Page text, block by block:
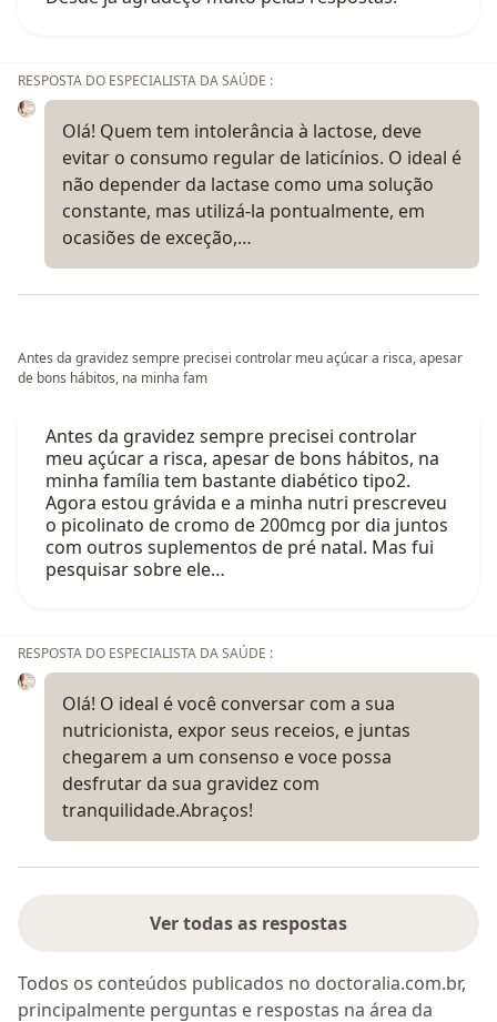
RESPOSTA DO ESPECIALISTA DA SAÚDE :
Olá! Quem tem intolerância à lactose, deve
evitar o consumo regular de laticínios. O ideal é
não depender da lactase como uma solução
constante, mas utilizá-la pontualmente, em
ocasiões de exceção,…
Antes da gravidez sempre precisei controlar meu açúcar a risca, apesar
de bons hábitos, na minha fam
Antes da gravidez sempre precisei controlar
meu açúcar a risca, apesar de bons hábitos, na
minha família tem bastante diabético tipo2.
Agora estou grávida e a minha nutri prescreveu
o picolinato de cromo de 200mcg por dia juntos
com outros suplementos de pré natal. Mas fui
pesquisar sobre ele…
RESPOSTA DO ESPECIALISTA DA SAÚDE :
Olá! O ideal é você conversar com a sua
nutricionista, expor seus receios, e juntas
chegarem a um consenso e voce possa
desfrutar da sua gravidez com
tranquilidade.Abraços!
Ver todas as respostas
Todos os conteúdos publicados no doctoralia.com.br,
principalmente perguntas e respostas na área da